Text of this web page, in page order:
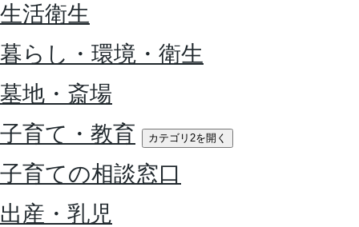
生活衛生
暮らし・環境・衛生
墓地・斎場
子育て・教育
カテゴリ2を開く
子育ての相談窓口
出産・乳児